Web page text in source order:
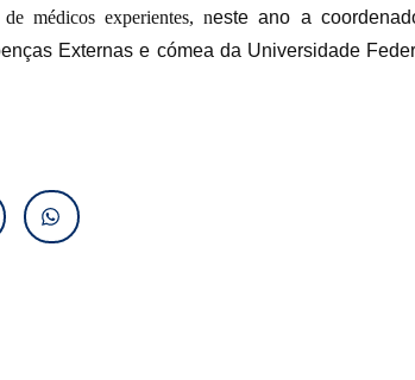
de médicos experientes, neste ano a
Externas e cómea da Universidade